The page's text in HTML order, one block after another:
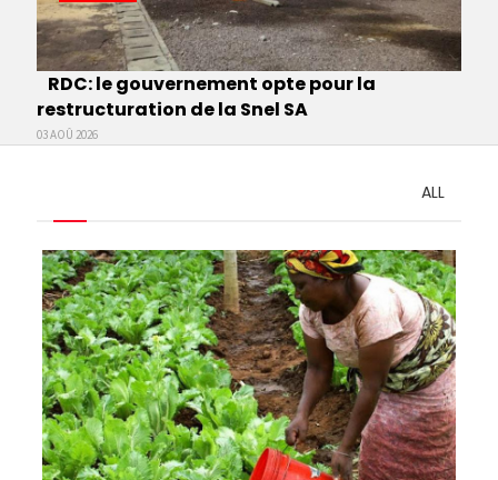
RDC: le gouvernement opte pour la
restructuration de la Snel SA
03 AOÛ 2026
ALL
Pagination